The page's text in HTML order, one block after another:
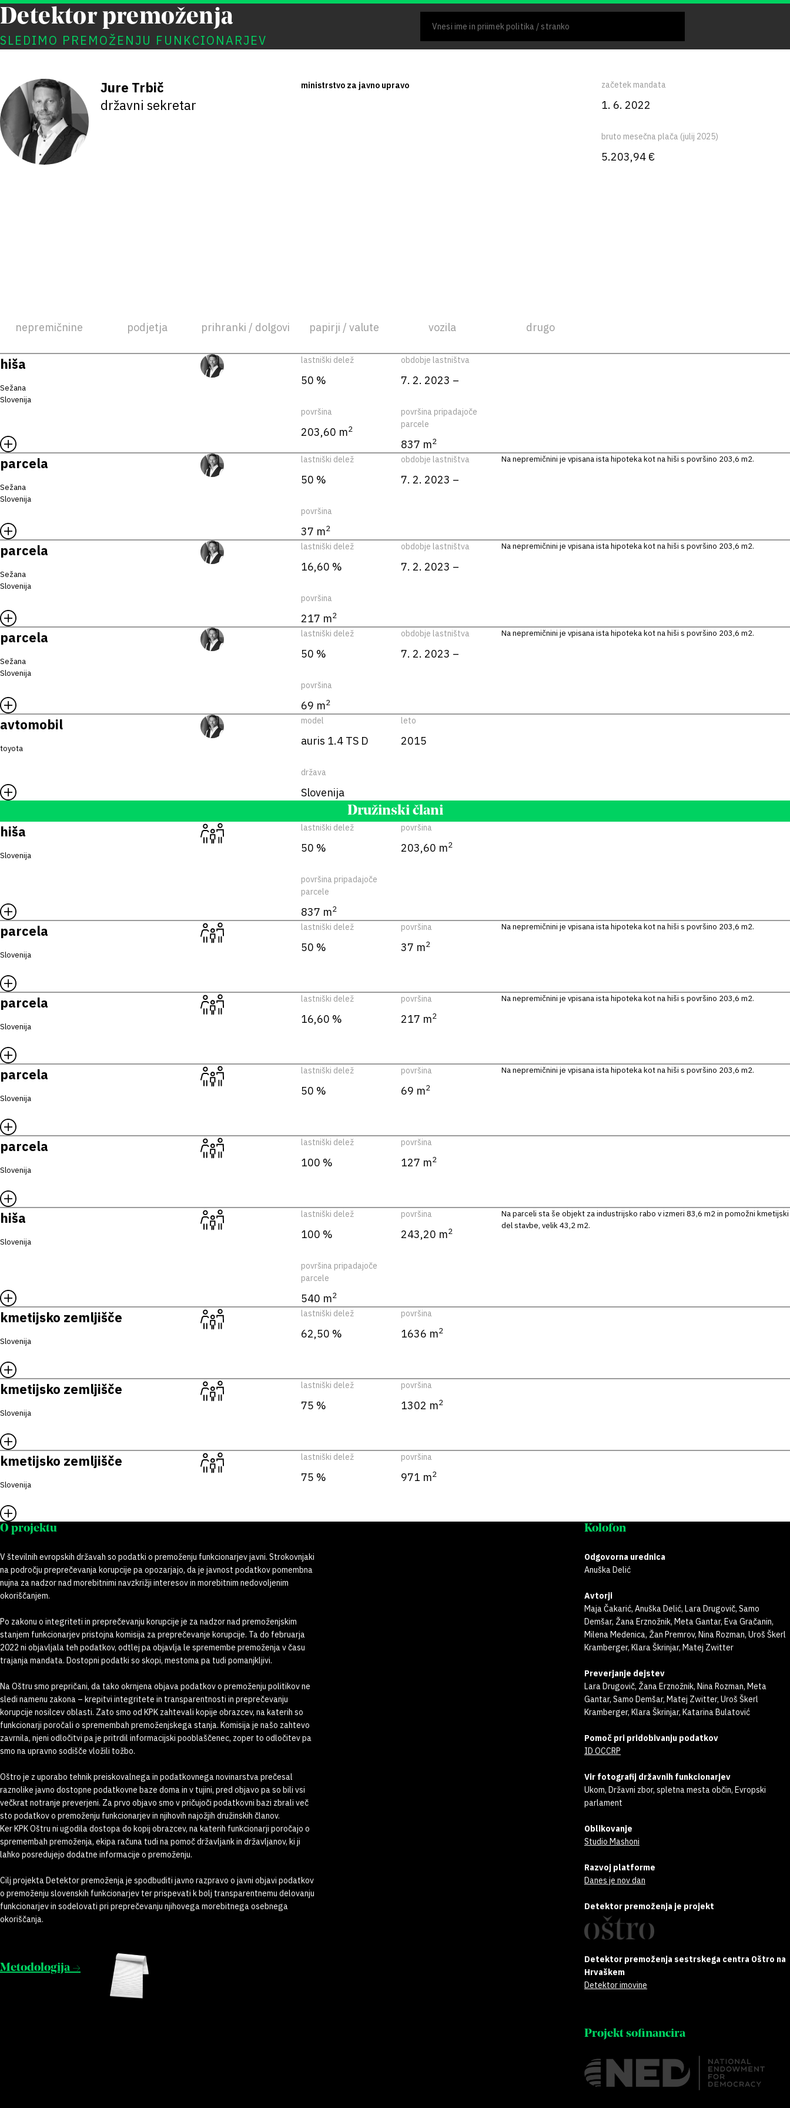
Detektor premoženja
SLEDIMO PREMOŽENJU FUNKCIONARJEV
Jure Trbič
državni sekretar
ministrstvo za javno upravo začetek mandata
1. 6. 2022
bruto mesečna plača (julij 2025)
5.203,94 €
nepremičnine podjetja prihranki / dolgovi papirji / valute vozila drugo
hiša
Sežana
Slovenija
lastniški delež
50 %
obdobje lastništva
7. 2. 2023 –
površina
203,60 m2
površina pripadajoče
parcele
837 m2
parcela
Sežana
Slovenija
lastniški delež
50 %
obdobje lastništva
7. 2. 2023 –
površina
37 m2
Na nepremičnini je vpisana ista hipoteka kot na hiši s površino 203,6 m2.
parcela
Sežana
Slovenija
lastniški delež
16,60 %
obdobje lastništva
7. 2. 2023 –
površina
217 m2
Na nepremičnini je vpisana ista hipoteka kot na hiši s površino 203,6 m2.
parcela
Sežana
Slovenija
lastniški delež
50 %
obdobje lastništva
7. 2. 2023 –
površina
69 m2
Na nepremičnini je vpisana ista hipoteka kot na hiši s površino 203,6 m2.
avtomobil
toyota
model
auris 1.4 TS D
leto
2015
država
Slovenija
Družinski člani
hiša
Slovenija
lastniški delež
50 %
površina
203,60 m2
površina pripadajoče
parcele
837 m2
parcela
Slovenija
lastniški delež
50 %
površina
37 m2
Na nepremičnini je vpisana ista hipoteka kot na hiši s površino 203,6 m2.
parcela
Slovenija
lastniški delež
16,60 %
površina
217 m2
Na nepremičnini je vpisana ista hipoteka kot na hiši s površino 203,6 m2.
parcela
Slovenija
lastniški delež
50 %
površina
69 m2
Na nepremičnini je vpisana ista hipoteka kot na hiši s površino 203,6 m2.
parcela
Slovenija
lastniški delež
100 %
površina
127 m2
hiša
Slovenija
lastniški delež
100 %
površina
243,20 m2
površina pripadajoče
parcele
540 m2
Na parceli sta še objekt za industrijsko rabo v izmeri 83,6 m2 in pomožni kmetijski
del stavbe, velik 43,2 m2.
kmetijsko zemljišče
Slovenija
lastniški delež
62,50 %
površina
1636 m2
kmetijsko zemljišče
Slovenija
lastniški delež
75 %
površina
1302 m2
kmetijsko zemljišče
Slovenija
lastniški delež
75 %
površina
971 m2
O projektu
V številnih evropskih državah so podatki o premoženju funkcionarjev javni. Strokovnjaki
na področju preprečevanja korupcije pa opozarjajo, da je javnost podatkov pomembna
nujna za nadzor nad morebitnimi navzkrižji interesov in morebitnim nedovoljenim
okoriščanjem.
Po zakonu o integriteti in preprečevanju korupcije je za nadzor nad premoženjskim
stanjem funkcionarjev pristojna komisija za preprečevanje korupcije. Ta do februarja
2022 ni objavljala teh podatkov, odtlej pa objavlja le spremembe premoženja v času
trajanja mandata. Dostopni podatki so skopi, mestoma pa tudi pomanjkljivi.
Na Oštru smo prepričani, da tako okrnjena objava podatkov o premoženju politikov ne
sledi namenu zakona – krepitvi integritete in transparentnosti in preprečevanju
korupcije nosilcev oblasti. Zato smo od KPK zahtevali kopije obrazcev, na katerih so
funkcionarji poročali o spremembah premoženjskega stanja. Komisija je našo zahtevo
zavrnila, njeni odločitvi pa je pritrdil informacijski pooblaščenec, zoper to odločitev pa
smo na upravno sodišče vložili tožbo.
Oštro je z uporabo tehnik preiskovalnega in podatkovnega novinarstva prečesal
raznolike javno dostopne podatkovne baze doma in v tujini, pred objavo pa so bili vsi
večkrat notranje preverjeni. Za prvo objavo smo v pričujoči podatkovni bazi zbrali več
sto podatkov o premoženju funkcionarjev in njihovih najožjih družinskih članov.
Ker KPK Oštru ni ugodila dostopa do kopij obrazcev, na katerih funkcionarji poročajo o
spremembah premoženja, ekipa računa tudi na pomoč državljank in državljanov, ki ji
lahko posredujejo dodatne informacije o premoženju.
Cilj projekta Detektor premoženja je spodbuditi javno razpravo o javni objavi podatkov
o premoženju slovenskih funkcionarjev ter prispevati k bolj transparentnemu delovanju
funkcionarjev in sodelovati pri preprečevanju njihovega morebitnega osebnega
okoriščanja.
Metodologija →
Kolofon
Odgovorna urednica
Anuška Delić
Avtorji
Maja Čakarić, Anuška Delić, Lara Drugovič, Samo
Demšar, Žana Erznožnik, Meta Gantar, Eva Gračanin,
Milena Medenica, Žan Premrov, Nina Rozman, Uroš Škerl
Kramberger, Klara Škrinjar, Matej Zwitter
Preverjanje dejstev
Lara Drugovič, Žana Erznožnik, Nina Rozman, Meta
Gantar, Samo Demšar, Matej Zwitter, Uroš Škerl
Kramberger, Klara Škrinjar, Katarina Bulatović
Pomoč pri pridobivanju podatkov
ID OCCRP
Vir fotografij državnih funkcionarjev
Ukom, Državni zbor, spletna mesta občin, Evropski
parlament
Oblikovanje
Studio Mashoni
Razvoj platforme
Danes je nov dan
Detektor premoženja je projekt
Detektor premoženja sestrskega centra Oštro na
Hrvaškem
Detektor imovine
Projekt sofinancira